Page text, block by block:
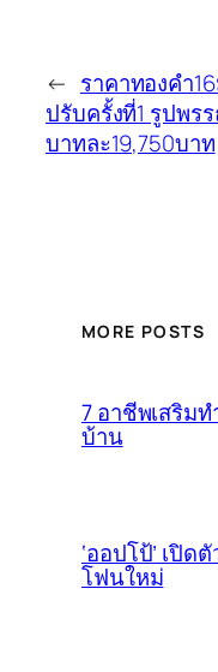
← ราคาทองคำ
ปรับครั้งที่1 รูปพร
บาทละ19,750บาท
MORE POSTS
7 อาชีพเสริม
บ้าน
‘ออปโป้’ เปิด
โฟนใหม่